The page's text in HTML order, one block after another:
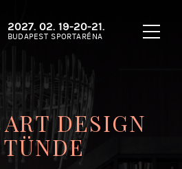
2027. 02. 19-20-21.
BUDAPEST SPORTARÉNA
DESIGN